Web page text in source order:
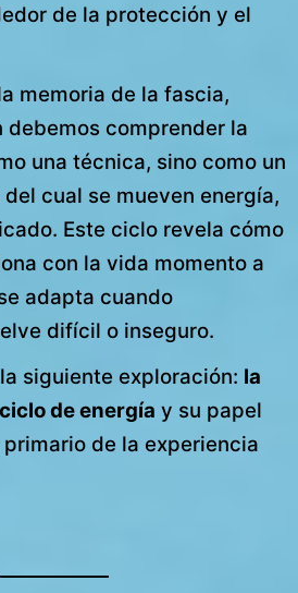
de la protección y el
memoria de la fascia,
debemos comprender la
una técnica, sino como un
cual se mueven energía,
Este ciclo revela cómo
con la vida momento a
adapta cuando
difícil o inseguro.
siguiente exploración: la
de energía y su papel
de la experiencia